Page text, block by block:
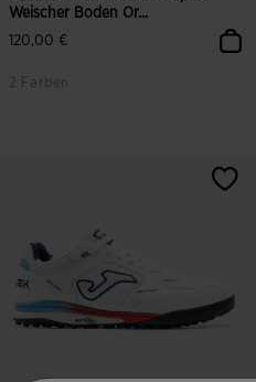
Weischer Boden Or...
120,00 €
2 Farben
4,2 von 5 Kundenbewertungen